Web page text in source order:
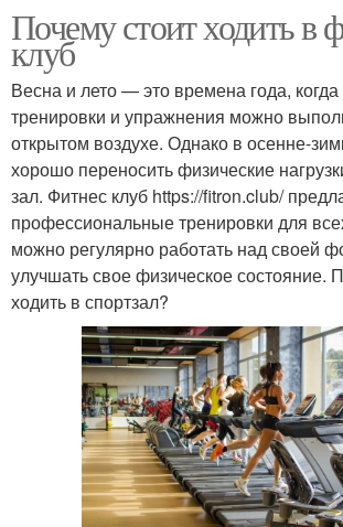
Почему стоит ходить в
клуб
Весна и лето — это времена года,
тренировки и упражнения можно
открытом воздухе. Однако в осенне-
хорошо переносить физические
зал. Фитнес клуб https://fitron.club/
профессиональные тренировки для
можно регулярно работать над своей
улучшать свое физическое состояние.
ходить в спортзал?